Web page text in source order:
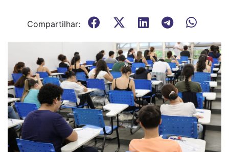
Compartilhar: